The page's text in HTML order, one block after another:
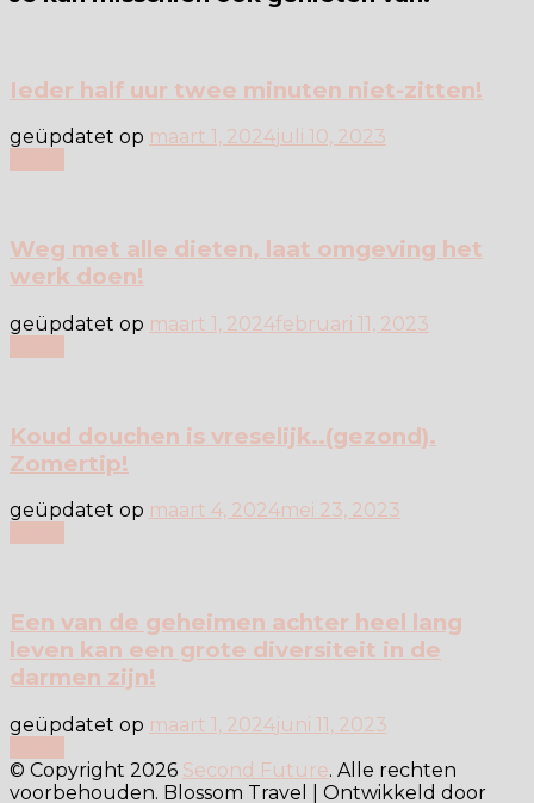
Ieder half uur twee minuten niet-zitten!
geüpdatet op maart 1, 2024juli 10, 2023
Weg met alle dieten, laat omgeving het
werk doen!
geüpdatet op maart 1, 2024februari 11, 2023
Koud douchen is vreselijk..(gezond).
Zomertip!
geüpdatet op maart 4, 2024mei 23, 2023
Een van de geheimen achter heel lang
leven kan een grote diversiteit in de
darmen zijn!
geüpdatet op maart 1, 2024juni 11, 2023
© Copyright 2026 Second Future. Alle rechten
voorbehouden. Blossom Travel | Ontwikkeld door